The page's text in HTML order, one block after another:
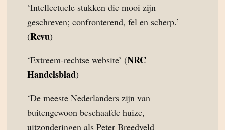
‘Intellectuele stukken die mooi zijn
geschreven; confronterend, fel en scherp.’
(Revu)
‘Extreem-rechtse website’ (NRC
Handelsblad)
‘De meeste Nederlanders zijn van
buitengewoon beschaafde huize,
uitzonderingen als Peter Breedveld